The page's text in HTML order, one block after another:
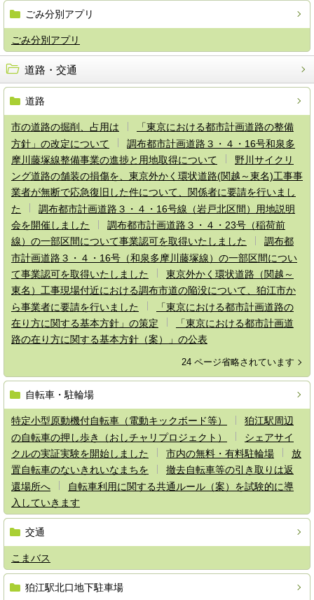
ごみ分別アプリ
ごみ分別アプリ
道路・交通
道路
市の道路の掘削、占用は
「東京における都市計画道路の整備
方針」の改定について
調布都市計画道路３・４・16号和泉多
摩川藤塚線整備事業の進捗と用地取得について
野川サイクリ
ング道路の舗装の損傷を、東京外かく環状道路(関越～東名)工事事
業者が無断で応急復旧した件について、関係者に要請を行いまし
た
調布都市計画道路３・４・16号線（岩戸北区間）用地説明
会を開催しました
調布都市計画道路３・４・23号（稲荷前
線）の一部区間について事業認可を取得いたしました
調布都
市計画道路３・４・16号（和泉多摩川藤塚線）の一部区間につい
て事業認可を取得いたしました
東京外かく環状道路（関越～
東名）工事現場付近における調布市道の陥没について、狛江市か
ら事業者に要請を行いました
「東京における都市計画道路の
在り方に関する基本方針」の策定
「東京における都市計画道
路の在り方に関する基本方針（案）」の公表
24 ページ省略されています
自転車・駐輪場
特定小型原動機付自転車（電動キックボード等）
狛江駅周辺
の自転車の押し歩き（おしチャリプロジェクト）
シェアサイ
クルの実証実験を開始しました
市内の無料・有料駐輪場
放
置自転車のないきれいなまちを
撤去自転車等の引き取りは返
還場所へ
自転車利用に関する共通ルール（案）を試験的に導
入していきます
交通
こまバス
狛江駅北口地下駐車場